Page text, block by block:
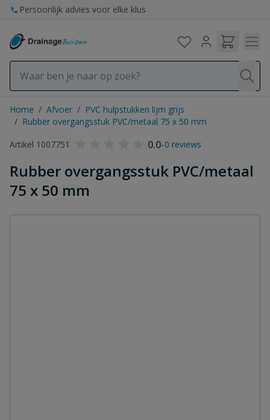
Ga naar de inhoud
Persoonlijk advies voor elke klus
Home / Afvoer / PVC hulpstukken lijm grijs
/ Rubber overgangsstuk PVC/metaal 75 x 50 mm
Artikel 1007751
0.0-0 reviews
Rubber overgangsstuk PVC/metaal
75 x 50 mm